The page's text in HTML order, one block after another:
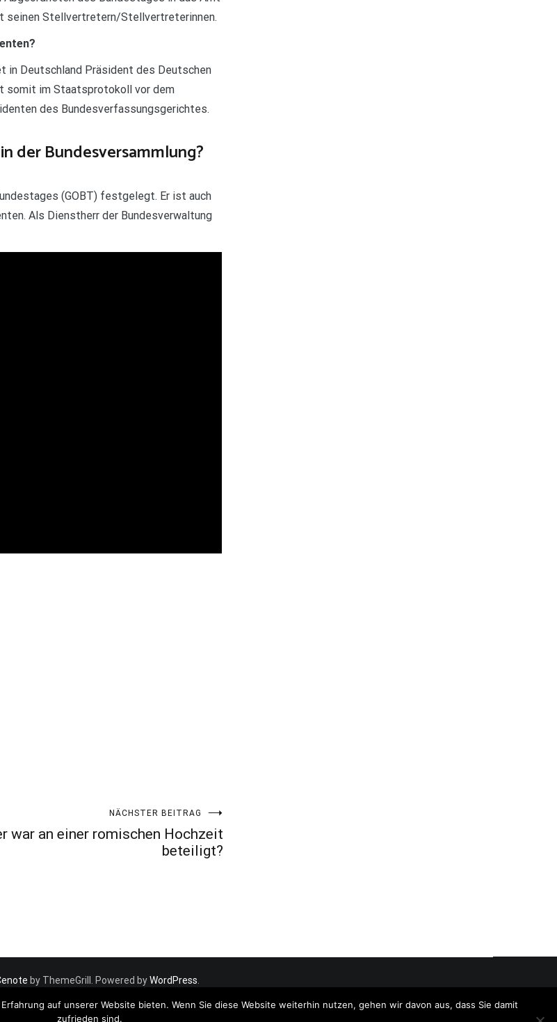
seinen Stellvertretern/Stellvertreterinnen.
in Deutschland Präsident des Deutschen
somit im Staatsprotokoll vor dem
des Bundesverfassungsgerichtes.
der Bundesversammlung?
(GOBT) festgelegt. Er ist auch
Als Dienstherr der Bundesverwaltung
NÄCHSTER BEITRAG
war an einer romischen Hochzeit
beteiligt?
by ThemeGrill. Powered byWordPress.
auf unserer Website bieten. Wenn Sie diese Website weiterhin nutzen, gehen wir davon aus, dass Sie damit
zufrieden sind.